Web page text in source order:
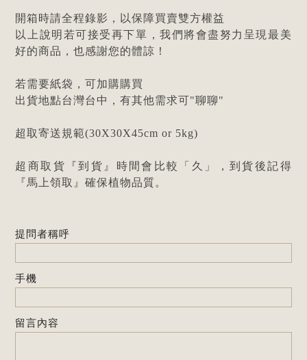
開箱時請全程錄影，以保障買賣雙方權益
以上說明若可接受再下單，我們將會盡努力呈現最美
好的商品，也感謝您的體諒！
若需要紙袋，可加購購買
出貨地點台灣台中，有其他需求可"聊聊"
超取寄送規範(30X30X45cm or 5kg)
超商取貨『到貨』時間會比較「久」，到貨後記得
『馬上領取』確保植物品質。
提問者稱呼
手機
留言內容